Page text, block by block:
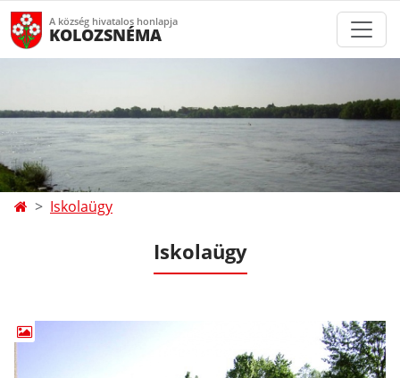
A község hivatalos honlapja
KOLOZSNÉMA
Iskolaügy
Iskolaügy